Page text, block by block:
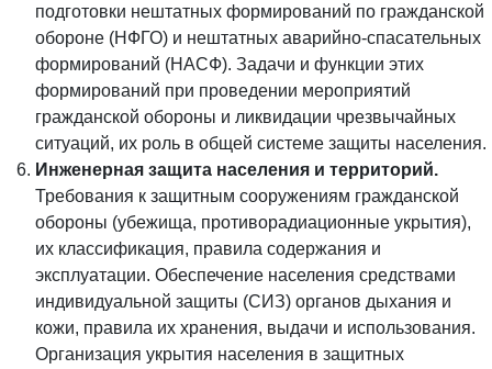
подготовки нештатных формирований по гражданской
обороне (НФГО) и нештатных аварийно-спасательных
формирований (НАСФ). Задачи и функции этих
формирований при проведении мероприятий
гражданской обороны и ликвидации чрезвычайных
ситуаций, их роль в общей системе защиты населения.
Инженерная защита населения и территорий.
Требования к защитным сооружениям гражданской
обороны (убежища, противорадиационные укрытия),
их классификация, правила содержания и
эксплуатации. Обеспечение населения средствами
индивидуальной защиты (СИЗ) органов дыхания и
кожи, правила их хранения, выдачи и использования.
Организация укрытия населения в защитных